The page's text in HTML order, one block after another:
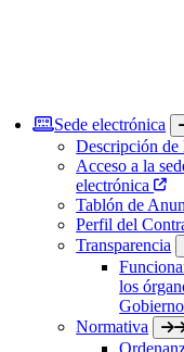
Sede electrónica
Descripción de
Acceso a la
electrónica
Tablón de
Perfil del
Transparencia
los
Normativa